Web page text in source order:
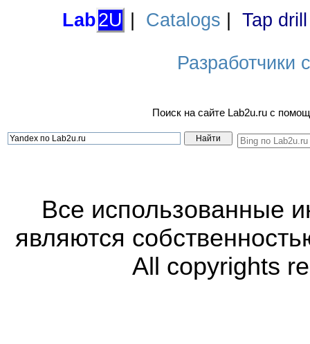
Lab2U Catalogs Tap
Разработчики
Поиск на сайте Lab2u.ru с
Все использованные
являются
All copyrights